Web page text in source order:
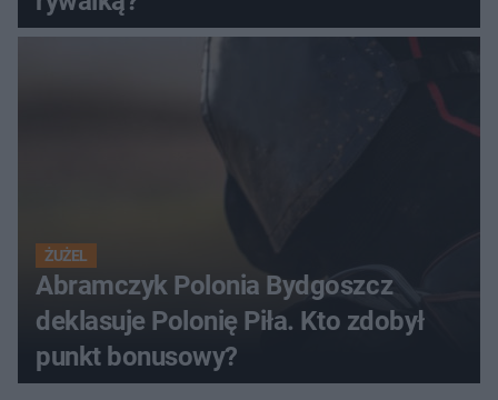
ŻUŻEL
Abramczyk Polonia Bydgoszcz
deklasuje Polonię Piła. Kto zdobył
punkt bonusowy?